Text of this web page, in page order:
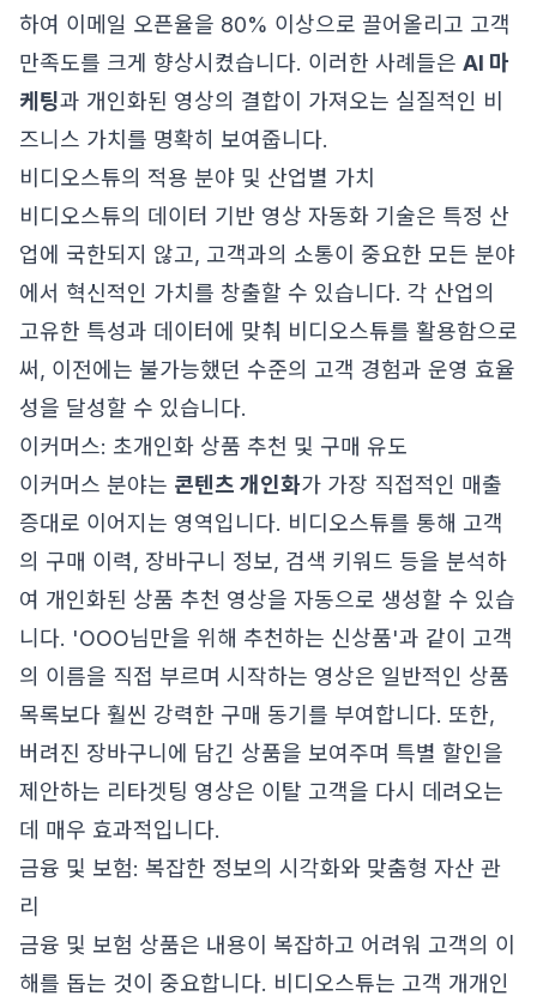
하여 이메일 오픈율을 80% 이상으로 끌어올리고 고객
만족도를 크게 향상시켰습니다. 이러한 사례들은 AI 마
케팅과 개인화된 영상의 결합이 가져오는 실질적인 비
즈니스 가치를 명확히 보여줍니다.
비디오스튜의 적용 분야 및 산업별 가치
비디오스튜의 데이터 기반 영상 자동화 기술은 특정 산
업에 국한되지 않고, 고객과의 소통이 중요한 모든 분야
에서 혁신적인 가치를 창출할 수 있습니다. 각 산업의
고유한 특성과 데이터에 맞춰 비디오스튜를 활용함으로
써, 이전에는 불가능했던 수준의 고객 경험과 운영 효율
성을 달성할 수 있습니다.
이커머스: 초개인화 상품 추천 및 구매 유도
이커머스 분야는 콘텐츠 개인화가 가장 직접적인 매출
증대로 이어지는 영역입니다. 비디오스튜를 통해 고객
의 구매 이력, 장바구니 정보, 검색 키워드 등을 분석하
여 개인화된 상품 추천 영상을 자동으로 생성할 수 있습
니다. 'OOO님만을 위해 추천하는 신상품'과 같이 고객
의 이름을 직접 부르며 시작하는 영상은 일반적인 상품
목록보다 훨씬 강력한 구매 동기를 부여합니다. 또한,
버려진 장바구니에 담긴 상품을 보여주며 특별 할인을
제안하는 리타겟팅 영상은 이탈 고객을 다시 데려오는
데 매우 효과적입니다.
금융 및 보험: 복잡한 정보의 시각화와 맞춤형 자산 관
리
금융 및 보험 상품은 내용이 복잡하고 어려워 고객의 이
해를 돕는 것이 중요합니다. 비디오스튜는 고객 개개인